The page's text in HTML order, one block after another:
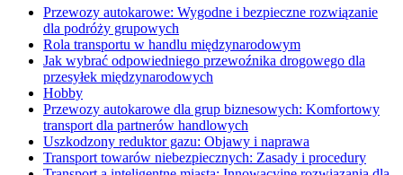
Przewozy autokarowe: Wygodne i bezpieczne rozwiązanie
dla podróży grupowych
Rola transportu w handlu międzynarodowym
Jak wybrać odpowiedniego przewoźnika drogowego dla
przesyłek międzynarodowych
Hobby
Przewozy autokarowe dla grup biznesowych: Komfortowy
transport dla partnerów handlowych
Uszkodzony reduktor gazu: Objawy i naprawa
Transport towarów niebezpiecznych: Zasady i procedury